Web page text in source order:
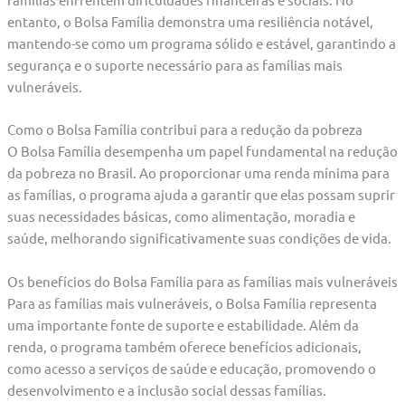
entanto, o Bolsa Família demonstra uma resiliência notável,
mantendo-se como um programa sólido e estável, garantindo a
segurança e o suporte necessário para as famílias mais
vulneráveis.
Como o Bolsa Família contribui para a redução da pobreza
O Bolsa Família desempenha um papel fundamental na redução
da pobreza no Brasil. Ao proporcionar uma renda mínima para
as famílias, o programa ajuda a garantir que elas possam suprir
suas necessidades básicas, como alimentação, moradia e
saúde, melhorando significativamente suas condições de vida.
Os benefícios do Bolsa Família para as famílias mais vulneráveis
Para as famílias mais vulneráveis, o Bolsa Família representa
uma importante fonte de suporte e estabilidade. Além da
renda, o programa também oferece benefícios adicionais,
como acesso a serviços de saúde e educação, promovendo o
desenvolvimento e a inclusão social dessas famílias.